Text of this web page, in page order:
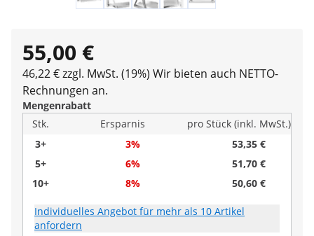
55,00 €
46,22 € zzgl. MwSt. (19%) Wir bieten auch NETTO-
Rechnungen an.
Mengenrabatt
Stk.
Ersparnis
pro Stück (inkl. MwSt.)
3+
3%
53,35 €
5+
6%
51,70 €
10+
8% 50,60 €
Individuelles Angebot für mehr als 10 Artikel
anfordern